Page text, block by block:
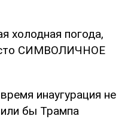
холодная погода,
СИМВОЛИЧНОЕ
инаугурация не
бы Трампа